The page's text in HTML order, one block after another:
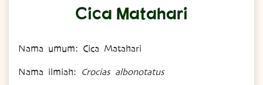
Cica Matahari
Nama umum: Cica Matahari
Nama ilmiah: Crocias albonotatus